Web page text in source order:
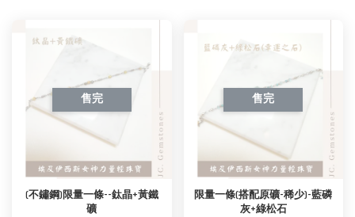
售完
(不鏽鋼)限量一條--鈦晶+黃鐵
礦
售完
限量一條(搭配原礦-稀少)-藍磷
灰+綠松石